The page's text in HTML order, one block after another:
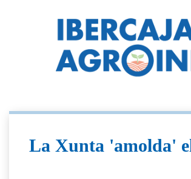
La Xunta 'amolda'